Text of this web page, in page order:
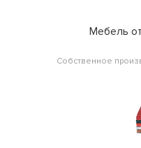
Мебель
Собственное